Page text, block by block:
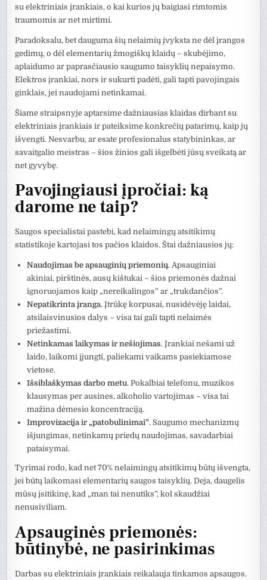
su elektriniais įrankiais, o kai kurios jų baigiasi rimtomis
traumomis ar net mirtimi.
Paradoksalu, bet dauguma šių nelaimių įvyksta ne dėl įrangos
gedimų, o dėl elementarių žmogiškų klaidų – skubėjimo,
aplaidumo ar paprasčiausio saugumo taisyklių nepaisymo.
Elektros įrankiai, nors ir sukurti padėti, gali tapti pavojingais
ginklais, jei naudojami netinkamai.
Šiame straipsnyje aptarsime dažniausias klaidas dirbant su
elektriniais įrankiais ir pateiksime konkrečių patarimų, kaip jų
išvengti. Nesvarbu, ar esate profesionalus statybininkas, ar
savaitgalio meistras – šios žinios gali išgelbėti jūsų sveikatą ar
net gyvybę.
Pavojingiausi įpročiai: ką
darome ne taip?
Saugos specialistai pastebi, kad nelaimingų atsitikimų
statistikoje kartojasi tos pačios klaidos. Štai dažniausios jų:
Naudojimas be apsauginių priemonių. Apsauginiai
akiniai, pirštinės, ausų kištukai – šios priemonės dažnai
ignoruojamos kaip „nereikalingos” ar „trukdančios”.
Nepatikrinta įranga. Įtrūkę korpusai, nusidėvėję laidai,
atsilaisvinusios dalys – visa tai gali tapti nelaimės
priežastimi.
Netinkamas laikymas ir nešiojimas. Įrankiai nešami už
laido, laikomi įjungti, paliekami vaikams pasiekiamose
vietose.
Išsiblaškymas darbo metu. Pokalbiai telefonu, muzikos
klausymas per ausines, alkoholio vartojimas – visa tai
mažina dėmesio koncentraciją.
Improvizacija ir „patobulinimai”. Saugumo mechanizmų
išjungimas, netinkamų priedų naudojimas, savadarbiai
pataisymai.
Tyrimai rodo, kad net 70% nelaimingų atsitikimų būtų išvengta,
jei būtų laikomasi elementarių saugos taisyklių. Deja, daugelis
mūsų įsitikinę, kad „man tai nenutiks”, kol skaudžiai
nenusiviliam.
Apsauginės priemonės:
būtinybė, ne pasirinkimas
Darbas su elektriniais įrankiais reikalauja tinkamos apsaugos.